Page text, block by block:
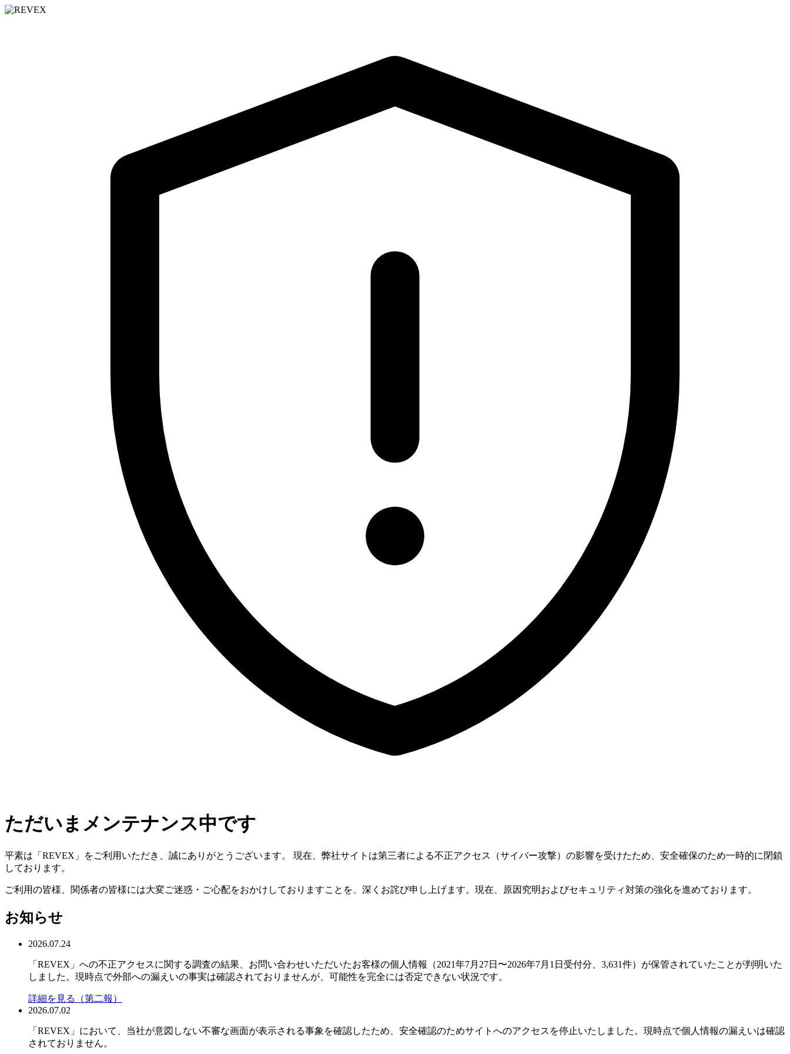
ただいまメンテナンス中です
平素は「REVEX」をご利用いただき、誠にありがとうございます。 現在、弊社サイトは第三者による不正アクセス（サイバー攻撃）の影響を受けたため、安全確保のため一時的に閉鎖
しております。
ご利用の皆様、関係者の皆様には大変ご迷惑・ご心配をおかけしておりますことを、深くお詫び申し上げます。現在、原因究明およびセキュリティ対策の強化を進めております。
お知らせ
2026.07.24
「REVEX」への不正アクセスに関する調査の結果、お問い合わせいただいたお客様の個人情報（2021年7月27日〜2026年7月1日受付分、3,631件）が保管されていたことが判明いた
しました。現時点で外部への漏えいの事実は確認されておりませんが、可能性を完全には否定できない状況です。
詳細を見る（第二報）
2026.07.02
「REVEX」において、当社が意図しない不審な画面が表示される事象を確認したため、安全確認のためサイトへのアクセスを停止いたしました。現時点で個人情報の漏えいは確認
されておりません。